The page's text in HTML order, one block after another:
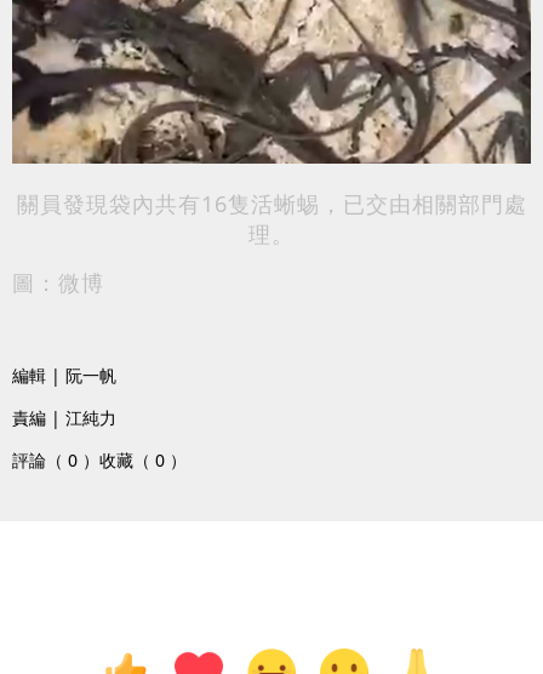
關員發現袋內共有16隻活蜥蜴，已交由相關部門處
理。
圖：微博
編輯 | 阮一帆
責編 | 江純力
評論（ 0 ） 收藏（ 0 ）